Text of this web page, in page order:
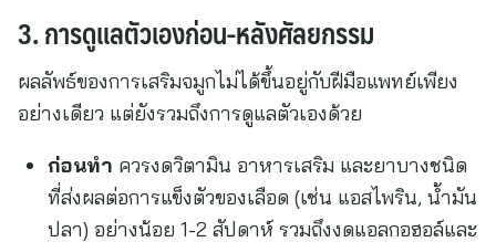
3. การดูแลตัวเองก่อน-หลังศัลยกรรม
ผลลัพธ์ของการเสริมจมูกไม่ได้ขึ้นอยู่กับฝีมือแพทย์เพียง
อย่างเดียว แต่ยังรวมถึงการดูแลตัวเองด้วย
ก่อนทำ ควรงดวิตามิน อาหารเสริม และยาบางชนิด
ที่ส่งผลต่อการแข็งตัวของเลือด (เช่น แอสไพริน, น้ำมัน
ปลา) อย่างน้อย 1-2 สัปดาห์ รวมถึงงดแอลกอฮอล์และ